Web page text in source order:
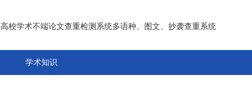
高校学术不端论文查重检测系统多语种、图文、抄袭查重系统
学术知识